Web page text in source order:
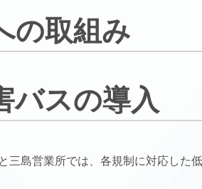
の取組み
バスの導入
三島営業所では、各規制に対応した